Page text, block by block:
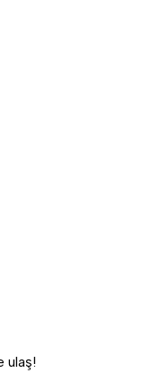
ulaş!